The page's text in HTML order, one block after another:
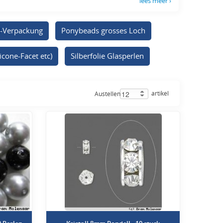
Ponybeads grosses Loch
Facet etc) Silberfolie Glasperlen
artikel
Austellen